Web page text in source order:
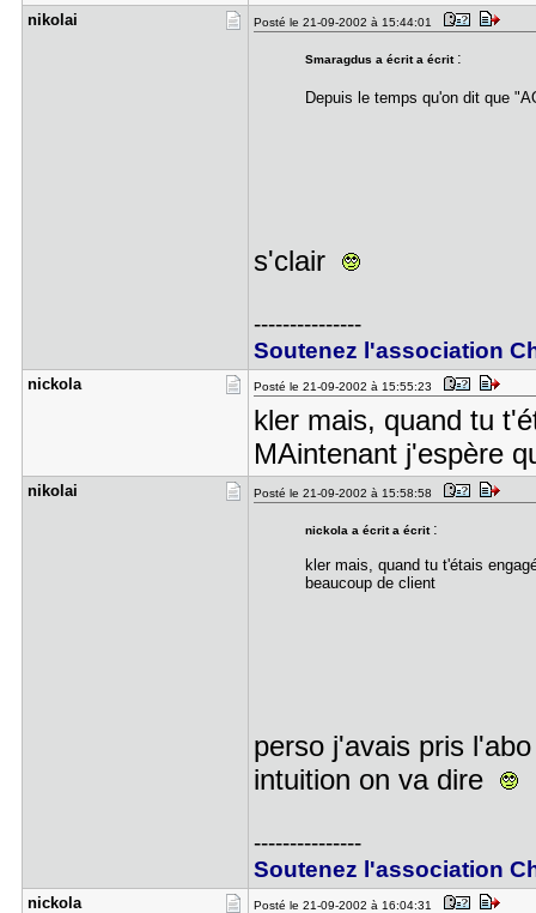
nikolai Posté le 21-09-2002 à 15:44:01
Smaragdus a écrit a écrit :
Depuis le temps qu'on dit que
s'clair
---------------
Soutenez l'association
nickola Posté le 21-09-2002 à 15:55:23
kler mais, quand tu
MAintenant j'espère
nikolai Posté le 21-09-2002 à 15:58:58
nickola a écrit a écrit :
kler mais, quand tu t'étais
beaucoup de client
perso j'avais pris
intuition on va dire
---------------
Soutenez l'association
nickola Posté le 21-09-2002 à 16:04:31